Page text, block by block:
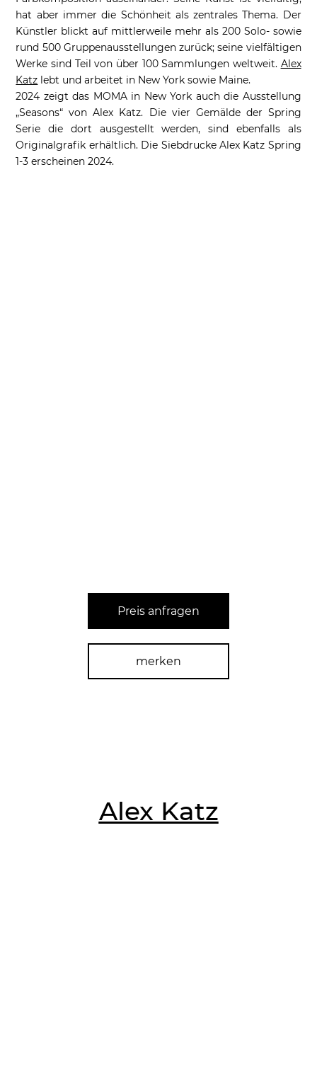
hat aber immer die Schönheit als zentrales Thema. Der
Künstler blickt auf mittlerweile mehr als 200 Solo- sowie
rund 500 Gruppenausstellungen zurück; seine vielfältigen
Werke sind Teil von über 100 Sammlungen weltweit. Alex
Katz lebt und arbeitet in New York sowie Maine.
2024 zeigt das MOMA in New York auch die Ausstellung
„Seasons“ von Alex Katz. Die vier Gemälde der Spring
Serie die dort ausgestellt werden, sind ebenfalls als
Originalgrafik erhältlich. Die Siebdrucke Alex Katz Spring
1-3 erscheinen 2024.
Preis anfragen
merken
Alex Katz